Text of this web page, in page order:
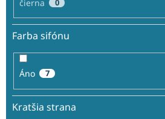
čierna 0
Farba sifónu
Áno 7
Kratšia strana